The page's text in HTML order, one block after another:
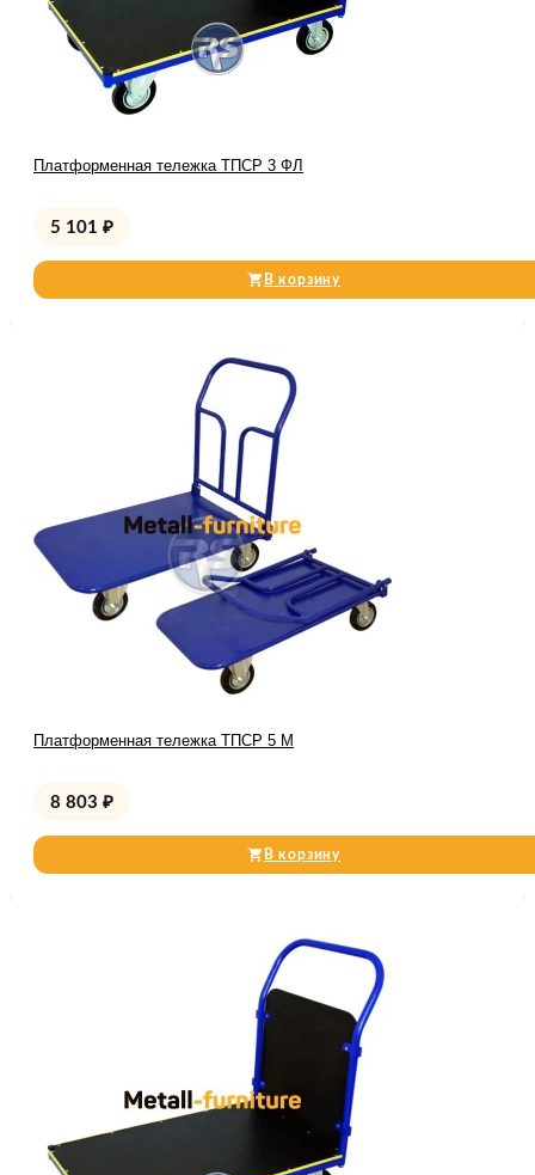
Платформенная тележка ТПСР 3 ФЛ
5 101 ₽
В корзину
Платформенная тележка ТПСР 5 М
8 803 ₽
В корзину